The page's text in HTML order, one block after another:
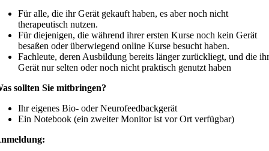
Für alle, die ihr Gerät gekauft haben, es aber noch nicht
therapeutisch nutzen.
Für diejenigen, die während ihrer ersten Kurse noch kein Gerät
besaßen oder überwiegend online Kurse besucht haben.
Fachleute, deren Ausbildung bereits länger zurückliegt, und die
Gerät nur selten oder noch nicht praktisch genutzt haben
sollten Sie mitbringen?
Ihr eigenes Bio- oder Neurofeedbackgerät
Ein Notebook (ein zweiter Monitor ist vor Ort verfügbar)